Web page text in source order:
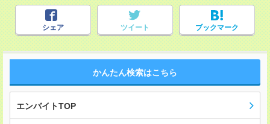
シェア ツイート ブックマーク
かんたん検索はこちら
エンバイトTOP